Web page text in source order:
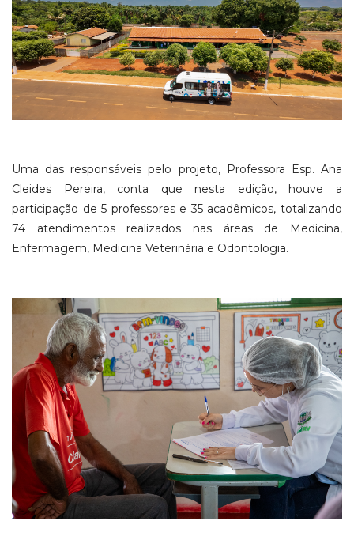
Uma das responsáveis pelo projeto, Professora Esp. Ana
Cleides Pereira, conta que nesta edição, houve a
participação de 5 professores e 35 acadêmicos, totalizando
74 atendimentos realizados nas áreas de Medicina,
Enfermagem, Medicina Veterinária e Odontologia.